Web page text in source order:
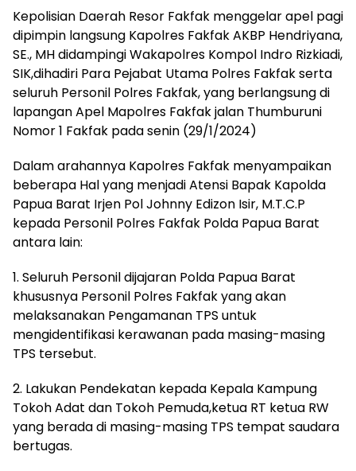
Kepolisian Daerah Resor Fakfak menggelar apel pagi
dipimpin langsung Kapolres Fakfak AKBP Hendriyana,
SE., MH didampingi Wakapolres Kompol Indro Rizkiadi,
SIK,dihadiri Para Pejabat Utama Polres Fakfak serta
seluruh Personil Polres Fakfak, yang berlangsung di
lapangan Apel Mapolres Fakfak jalan Thumburuni
Nomor 1 Fakfak pada senin (29/1/2024)
Dalam arahannya Kapolres Fakfak menyampaikan
beberapa Hal yang menjadi Atensi Bapak Kapolda
Papua Barat Irjen Pol Johnny Edizon Isir, M.T.C.P
kepada Personil Polres Fakfak Polda Papua Barat
antara lain:
1. Seluruh Personil dijajaran Polda Papua Barat
khususnya Personil Polres Fakfak yang akan
melaksanakan Pengamanan TPS untuk
mengidentifikasi kerawanan pada masing-masing
TPS tersebut.
2. Lakukan Pendekatan kepada Kepala Kampung
Tokoh Adat dan Tokoh Pemuda,ketua RT ketua RW
yang berada di masing-masing TPS tempat saudara
bertugas.